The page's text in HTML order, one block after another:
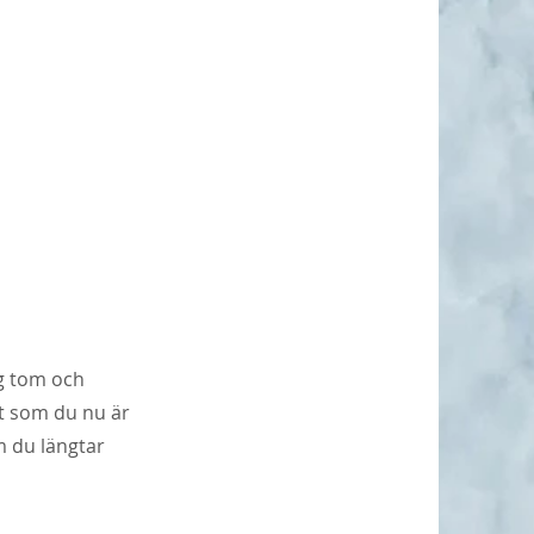
tom och
som du nu är
du längtar